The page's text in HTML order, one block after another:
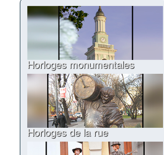
Horloges monumentales
Horloges de la rue